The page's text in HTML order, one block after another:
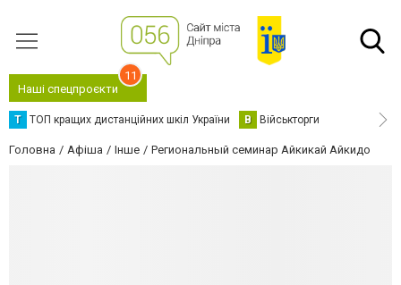
Наші спецпроєкти
11
Т ТОП кращих дистанційних шкіл України В Військторги
Головна Афіша Інше Региональный семинар Айкикай Айкидо